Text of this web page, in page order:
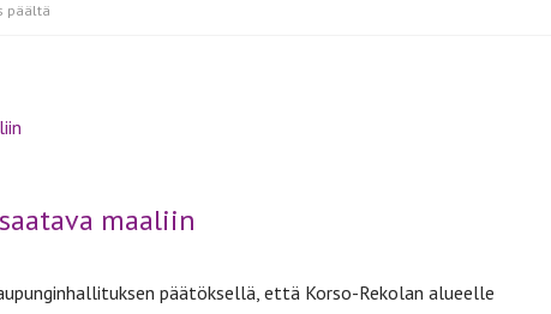
päältä
maaliin
päätöksellä, että Korso-Rekolan alueelle